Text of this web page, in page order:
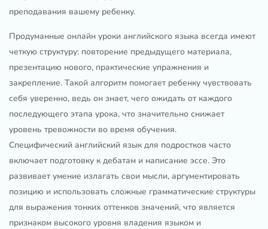
преподавания вашему ребенку.
Продуманные онлайн уроки английского языка всегда имеют
четкую структуру: повторение предыдущего материала,
презентацию нового, практические упражнения и
закрепление. Такой алгоритм помогает ребенку чувствовать
себя уверенно, ведь он знает, чего ожидать от каждого
последующего этапа урока, что значительно снижает
уровень тревожности во время обучения.
Специфический английский язык для подростков часто
включает подготовку к дебатам и написание эссе. Это
развивает умение излагать свои мысли, аргументировать
позицию и использовать сложные грамматические структуры
для выражения тонких оттенков значений, что является
признаком высокого уровня владения языком и